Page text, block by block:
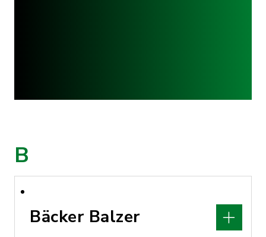
B
Bäcker Balzer